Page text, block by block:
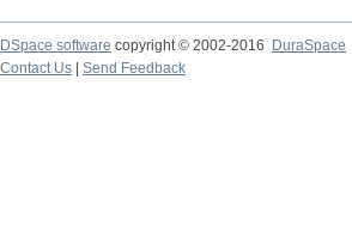
DSpace software copyright © 2002-2016
DuraSpace
Contact Us
Send Feedback